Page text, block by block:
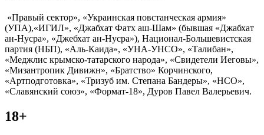
«Правый сектор», «Украинская повстанческая армия»
(УПА),«ИГИЛ», «Джабхат Фатх аш-Шам» (бывшая «Джабхат
ан-Нусра», «Джебхат ан-Нусра»), Национал-Большевистская
партия (НБП), «Аль-Каида», «УНА-УНСО», «Талибан»,
«Меджлис крымско-татарского народа», «Свидетели Иеговы»,
«Мизантропик Дивижн», «Братство» Корчинского,
«Артподготовка», «Тризуб им. Степана Бандеры», «НСО»,
«Славянский союз», «Формат-18», Дуров Павел Валерьевич.
18+